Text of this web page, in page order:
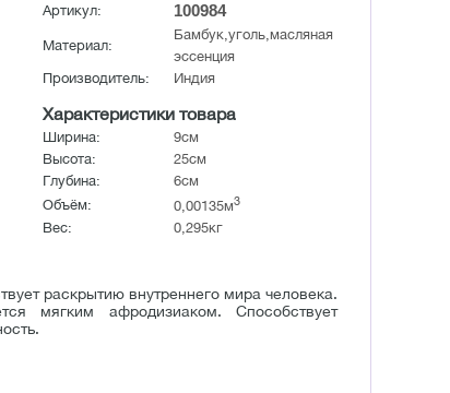
Артикул: 100984
Материал:
Бамбук,уголь,масляная
эссенция
Производитель:
Индия
Характеристики товара
Ширина:
9см
Высота:
25см
Глубина:
6см
Объём:
0,00135м3
Вес: 0,295кг
раскрытию внутреннего мира человека.
мягким афродизиаком. Способствует